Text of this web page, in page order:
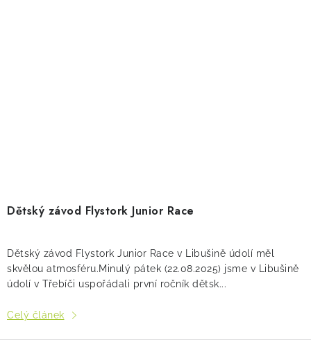
Dětský závod Flystork Junior Race
Dětský závod Flystork Junior Race v Libušině údolí měl
skvělou atmosféru.Minulý pátek (22.08.2025) jsme v Libušině
údolí v Třebíči uspořádali první ročník dětsk...
Celý článek